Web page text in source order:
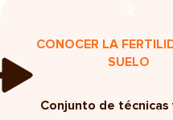
CONOCER LA
SUELO
Conjunto de técnicas